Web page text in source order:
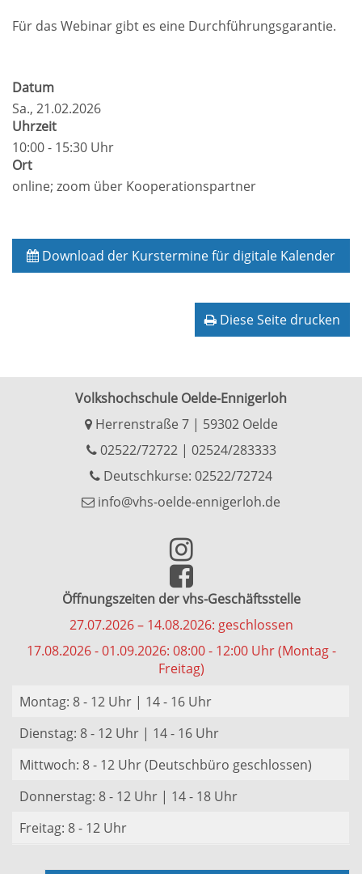
Für das Webinar gibt es eine Durchführungsgarantie.
Datum
Sa., 21.02.2026
Uhrzeit
10:00 - 15:30 Uhr
Ort
online; zoom über Kooperationspartner
Download der Kurstermine für digitale Kalender
Diese Seite drucken
Volkshochschule Oelde-Ennigerloh
Herrenstraße 7 | 59302 Oelde
02522/72722| 02524/283333
Deutschkurse: 02522/72724
info@vhs-oelde-ennigerloh.de
Öffnungszeiten der vhs-Geschäftsstelle
27.07.2026 – 14.08.2026: geschlossen
17.08.2026 - 01.09.2026: 08:00 - 12:00 Uhr (Montag -
Freitag)
Montag: 8 - 12 Uhr | 14 - 16 Uhr
Dienstag: 8 - 12 Uhr | 14 - 16 Uhr
Mittwoch: 8 - 12 Uhr (Deutschbüro geschlossen)
Donnerstag: 8 - 12 Uhr | 14 - 18 Uhr
Freitag: 8 - 12 Uhr